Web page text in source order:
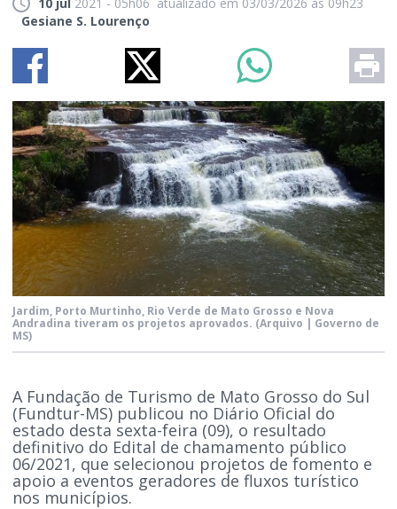
Gesiane S. Lourenço
Jardim, Porto Murtinho, Rio Verde de Mato Grosso e Nova
Andradina tiveram os projetos aprovados. (Arquivo | Governo de
MS)
A Fundação de Turismo de Mato Grosso do Sul
(Fundtur-MS) publicou no Diário Oficial do
estado desta sexta-feira (09), o resultado
definitivo do Edital de chamamento público
06/2021, que selecionou projetos de fomento e
apoio a eventos geradores de fluxos turístico
nos municípios.